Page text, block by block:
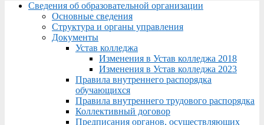
Menu
Сведения об образовательной организации
Основные сведения
Структура и органы управления
Документы
Устав колледжа
Изменения в Устав колледжа 2018
Изменения в Устав колледжа 2023
Правила внутреннего распорядка
обучающихся
Правила внутреннего трудового распорядка
Коллективный договор
Предписания органов, осуществляющих